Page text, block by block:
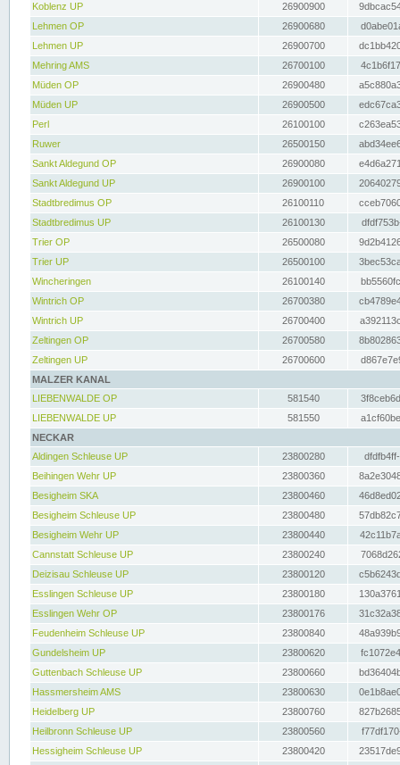
Koblenz UP
26900900
Lehmen OP
26900680
Lehmen UP
26900700
Mehring AMS
26700100
Müden OP
26900480
Müden UP
26900500
Perl
26100100
Ruwer
26500150
Sankt Aldegund OP
26900080
Sankt Aldegund UP
26900100
Stadtbredimus OP
26100110
Stadtbredimus UP
26100130
Trier OP
26500080
Trier UP
26500100
Wincheringen
26100140
Wintrich OP
26700380
Wintrich UP
26700400
Zeltingen OP
26700580
Zeltingen UP
26700600
MALZER KANAL
LIEBENWALDE OP
581540
LIEBENWALDE UP
581550
NECKAR
Aldingen Schleuse UP
23800280
Beihingen Wehr UP
23800360
Besigheim SKA
23800460
Besigheim Schleuse UP
23800480
Besigheim Wehr UP
23800440
Cannstatt Schleuse UP
23800240
Deizisau Schleuse UP
23800120
Esslingen Schleuse UP
23800180
Esslingen Wehr OP
23800176
Feudenheim Schleuse UP
23800840
Gundelsheim UP
23800620
Guttenbach Schleuse UP
23800660
Hassmersheim AMS
23800630
Heidelberg UP
23800760
Heilbronn Schleuse UP
23800560
Hessigheim Schleuse UP
23800420